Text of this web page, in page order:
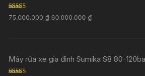
Rated5.00
out of 5
75.000.000₫ 60.000.000₫
Máy rửa xe gia đình Sumika S8 80-